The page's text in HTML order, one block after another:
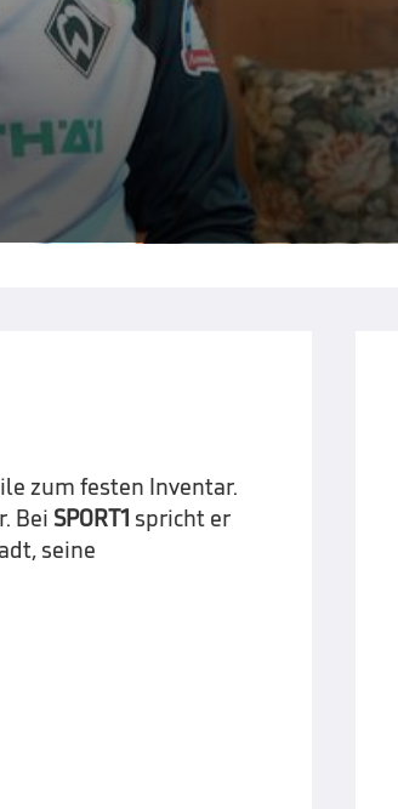
zum festen Inventar.
Bei SPORT1 spricht er
seine